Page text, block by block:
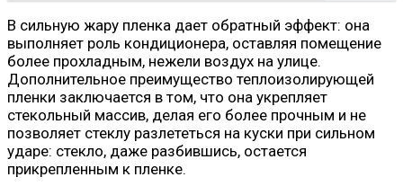
В сильную жару пленка дает обратный эффект: она
выполняет роль кондиционера, оставляя помещение
более прохладным, нежели воздух на улице.
Дополнительное преимущество теплоизолирующей
пленки заключается в том, что она укрепляет
стекольный массив, делая его более прочным и не
позволяет стеклу разлететься на куски при сильном
ударе: стекло, даже разбившись, остается
прикрепленным к пленке.